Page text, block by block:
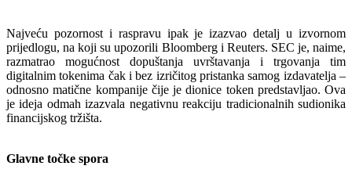
Najveću pozornost i raspravu ipak je izazvao detalj u izvornom
prijedlogu, na koji su upozorili Bloomberg i Reuters. SEC je, naime,
razmatrao mogućnost dopuštanja uvrštavanja i trgovanja tim
digitalnim tokenima čak i bez izričitog pristanka samog izdavatelja –
odnosno matične kompanije čije je dionice token predstavljao. Ova
je ideja odmah izazvala negativnu reakciju tradicionalnih sudionika
financijskog tržišta.
Glavne točke spora